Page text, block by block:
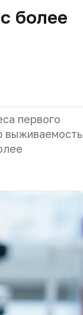
более
первого
выживаемость